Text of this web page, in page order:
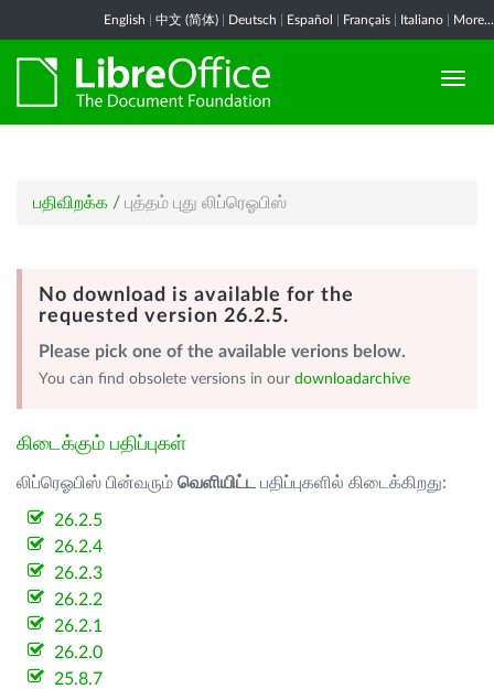
English 中文 (简体) Deutsch Español Français Italiano More...
பதிவிறக்க / புத்தம் புது லிப்ரெஓபிஸ்
No download is available for the
requested version 26.2.5.
Please pick one of the available verions below.
You can find obsolete versions in our downloadarchive
கிடைக்கும் பதிப்புகள்
லிப்ரெஓபிஸ் பின்வரும் வெளியிட்ட பதிப்புகளில் கிடைக்கிறது:
26.2.5
26.2.4
26.2.3
26.2.2
26.2.1
26.2.0
25.8.7